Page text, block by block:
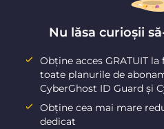
Nu lăsa curioșii
Obține acces GRATUIT
toate planurile de
CyberGhost ID Guard și
Obține cea mai mare
dedicat